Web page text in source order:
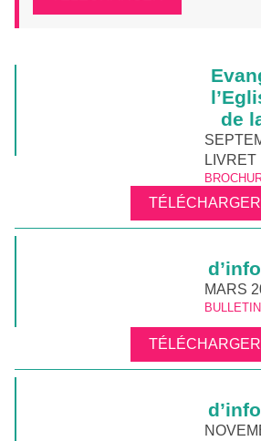
de
LIVRET
TÉLÉCHARGER
MARS
TÉLÉCHARGER